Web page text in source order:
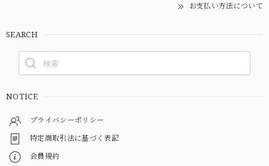
お支払い方法について
SEARCH
NOTICE
プライバシーポリシー
特定商取引法に基づく表記
会員規約